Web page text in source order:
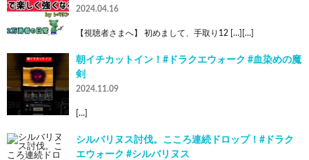
2024.04.16
【視聴者さまへ】 初めまして、手取り12 […][…]
朝イチカットイン！#ドラクエウォーク #血染めの魔
剣
2024.11.09
[…]
シルバリヌス討伐。こころ連続ドロップ！#ドラク
エウォーク #シルバリヌス